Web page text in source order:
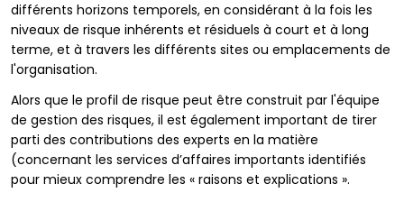
différents horizons temporels, en considérant à la fois les
niveaux de risque inhérents et résiduels à court et à long
terme, et à travers les différents sites ou emplacements de
l'organisation.
Alors que le profil de risque peut être construit par l'équipe
de gestion des risques, il est également important de tirer
parti des contributions des experts en la matière
(concernant les services d’affaires importants identifiés
pour mieux comprendre les « raisons et explications ».